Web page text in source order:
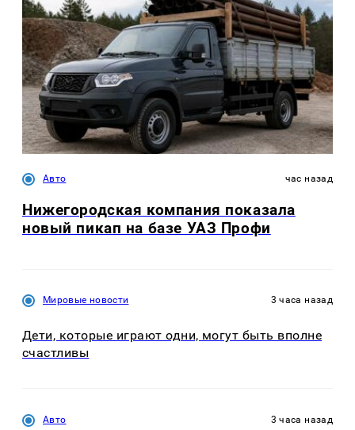
Авто час назад
Нижегородская компания показала
новый пикап на базе УАЗ Профи
Мировые новости 3 часа назад
Дети, которые играют одни, могут быть вполне
счастливы
Авто 3 часа назад